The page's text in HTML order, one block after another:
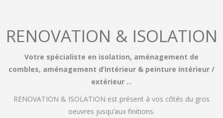
RENOVATION & ISOLATION
Votre spécialiste en isolation, aménagement de
combles, aménagement d’intérieur & peinture intérieur /
extérieur ...
RENOVATION & ISOLATION est présent à vos côtés du gros
oeuvres jusqu’aux finitions.